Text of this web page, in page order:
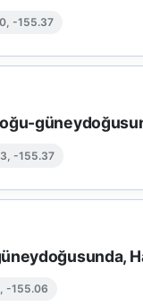
-155.37
-155.37
-155.06